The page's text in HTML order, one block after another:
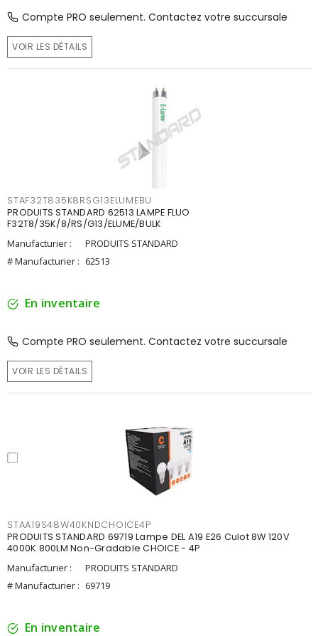
Compte PRO seulement. Contactez votre succursale
VOIR LES DÉTAILS
STAF32T835K8RSG13ELUMEBU
PRODUITS STANDARD 62513 LAMPE FLUO
F32T8/35K/8/RS/G13/ELUME/BULK
Manufacturier :
PRODUITS STANDARD
# Manufacturier : 62513
En inventaire
Compte PRO seulement. Contactez votre succursale
VOIR LES DÉTAILS
STAA19S48W40KNDCHOICE4P
PRODUITS STANDARD 69719 Lampe DEL A19 E26 Culot 8W 120V
4000K 800LM Non-Gradable CHOICE - 4P
Manufacturier :
PRODUITS STANDARD
# Manufacturier : 69719
En inventaire